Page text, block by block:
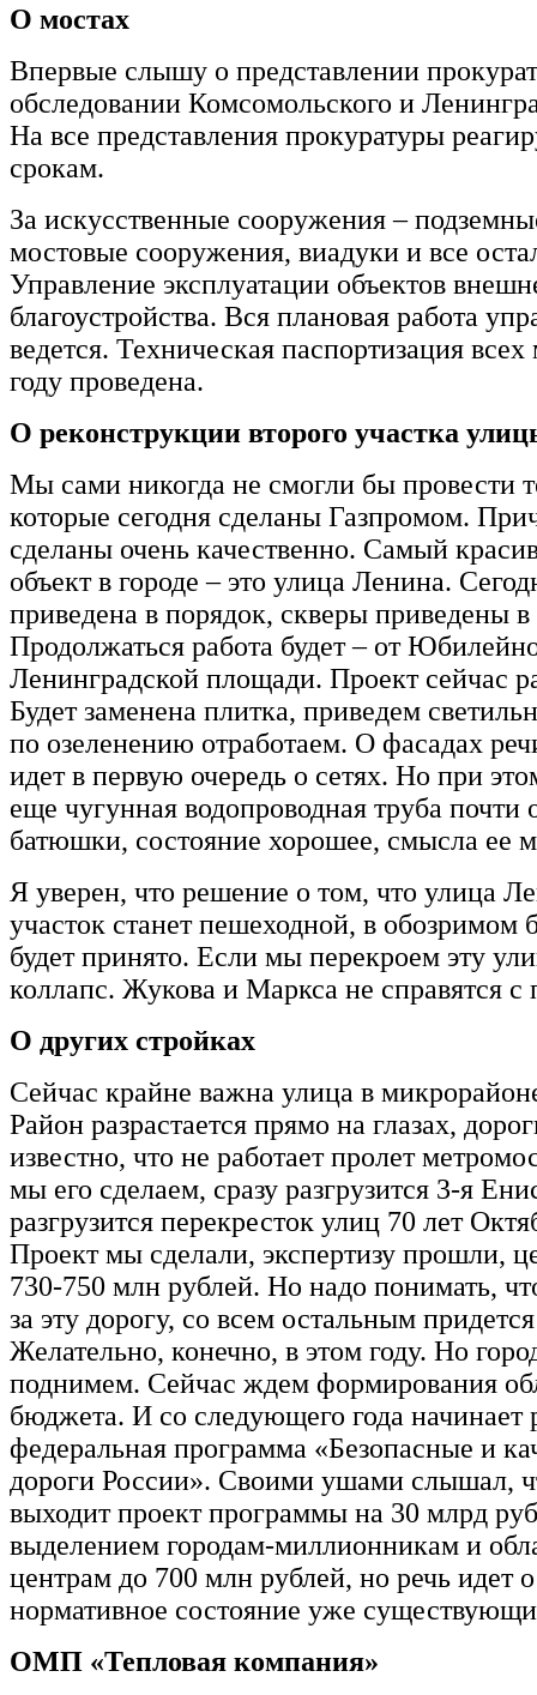
О мостах
Впервые слышу о представлении
обследовании Комсомольского и
На все представления прокуратуры
срокам.
За искусственные сооружения –
мостовые сооружения, виадуки и все
Управление эксплуатации объектов
благоустройства. Вся плановая работа
ведется. Техническая паспортизация всех
году проведена.
О реконструкции второго участка
Мы сами никогда не смогли бы провести
которые сегодня сделаны Газпромом.
сделаны очень качественно. Самый
объект в городе – это улица Ленина.
приведена в порядок, скверы приведены
Продолжаться работа будет – от
Ленинградской площади. Проект сейчас
Будет заменена плитка, приведем
по озеленению отработаем. О фасадах
идет в первую очередь о сетях. Но при
еще чугунная водопроводная труба почти
батюшки, состояние хорошее, смысла ее
Я уверен, что решение о том, что улица
участок станет пешеходной, в обозримом
будет принято. Если мы перекроем эту
коллапс. Жукова и Маркса не справятся с
О других стройках
Сейчас крайне важна улица в
Район разрастается прямо на глазах,
известно, что не работает пролет
мы его сделаем, сразу разгрузится 3-я
разгрузится перекресток улиц 70 лет
Проект мы сделали, экспертизу прошли,
730-750 млн рублей. Но надо понимать,
за эту дорогу, со всем остальным
Желательно, конечно, в этом году. Но
поднимем. Сейчас ждем формирования
бюджета. И со следующего года начинает
федеральная программа «Безопасные и
дороги России». Своими ушами слышал,
выходит проект программы на 30 млрд
выделением городам-миллионникам и
центрам до 700 млн рублей, но речь идет
нормативное состояние уже
ОМП «Тепловая компания»